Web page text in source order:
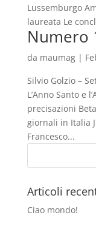
Lussemburgo
laureata Le
Numero
da maumag|
Silvio Golzio –
L’Anno Santo e
precisazioni
giornali in Italia
Francesco...
Articoli
Ciao mondo!